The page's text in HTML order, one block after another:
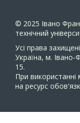
© 2025 Івано
технічний
Усi права
Україна, м. Івано-
15.
При використанні
на ресурс